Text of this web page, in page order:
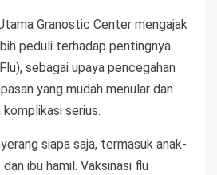
Granostic Center mengajak
peduli terhadap pentingnya
sebagai upaya pencegahan
yang mudah menular dan
serius.
siapa saja, termasuk anak-
ibu hamil. Vaksinasi flu